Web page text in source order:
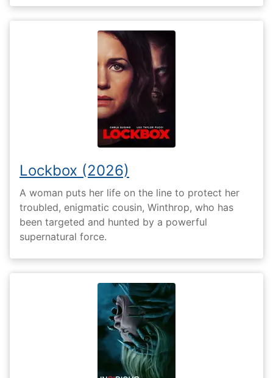
Lockbox (2026)
A woman puts her life on the line to protect her
troubled, enigmatic cousin, Winthrop, who has
been targeted and hunted by a powerful
supernatural force.